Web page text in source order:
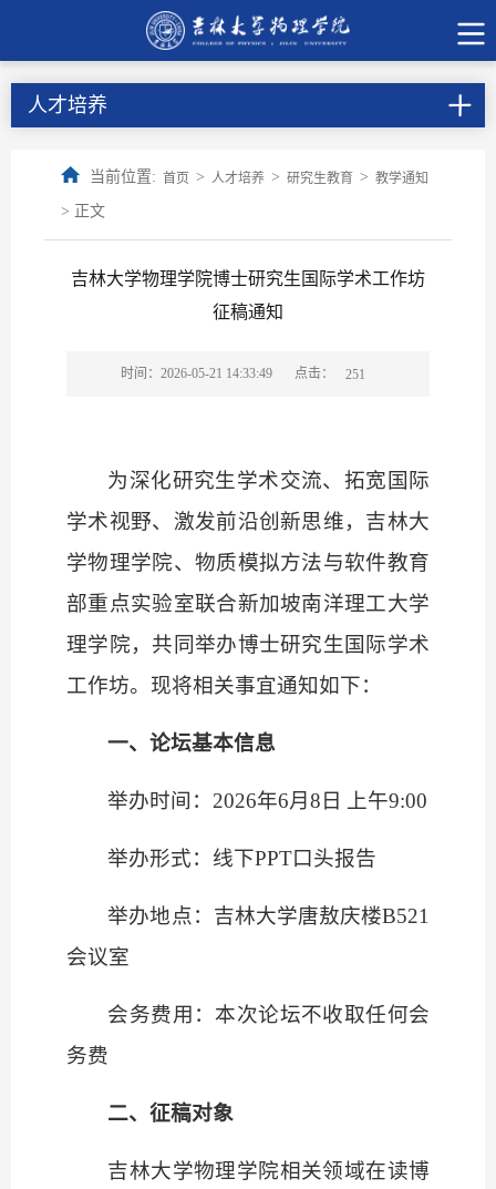
人才培养
当前位置: 首页 > 人才培养 > 研究生教育 > 教学通知
> 正文
吉林大学物理学院博士研究生国际学术工作坊
征稿通知
时间：2026-05-21 14:33:49 点击： 251
为深化研究生学术交流、拓宽国际
学术视野、激发前沿创新思维，吉林大
学物理学院、物质模拟方法与软件教育
部重点实验室联合新加坡南洋理工大学
理学院，共同举办博士研究生国际学术
工作坊。现将相关事宜通知如下：
一、论坛基本信息
举办时间： 2026年6月8日 上午9:00
举办形式：线下PPT口头报告
举办地点：吉林大学唐敖庆楼B521
会议室
会务费用：本次论坛不收取任何会
务费
二、征稿对象
吉林大学物理学院相关领域在读博